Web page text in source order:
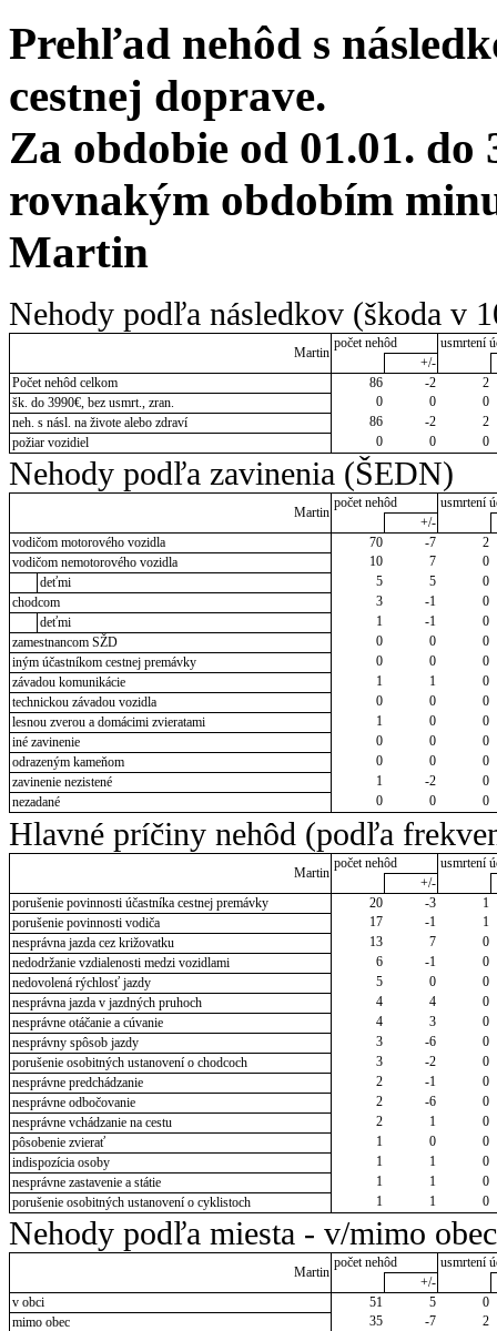
Prehľad nehôd s
cestnej doprave.
Za obdobie od 01.01. do
rovnakým obdobím
Martin
Nehody podľa následkov (škoda v
Martin
počet nehôd
usmrtení
+/-
Počet nehôd celkom
86 -2
2
šk. do 3990€, bez usmrt., zran.
0 0
0
neh. s násl. na živote alebo zdraví
86 -2
2
požiar vozidiel
0 0 0
Nehody podľa zavinenia (ŠEDN)
Martin
počet nehôd
usmrtení
+/-
vodičom motorového vozidla
70 -7
2
vodičom nemotorového vozidla
10 7
0
deťmi
5 5
0
chodcom
3 -1
0
deťmi
1 -1
0
zamestnancom SŽD
0 0
0
iným účastníkom cestnej premávky
0 0
0
závadou komunikácie
1 1
0
technickou závadou vozidla
0 0
0
lesnou zverou a domácimi zvieratami
1 0
0
iné zavinenie
0 0
0
odrazeným kameňom
0 0
0
zavinenie nezistené
1 -2
0
nezadané
0 0 0
Hlavné príčiny nehôd (podľa
Martin
počet nehôd
usmrtení
+/-
porušenie povinnosti účastníka cestnej premávky
20 -3
1
porušenie povinnosti vodiča
17 -1
1
nesprávna jazda cez križovatku
13 7
0
nedodržanie vzdialenosti medzi vozidlami
6 -1
0
nedovolená rýchlosť jazdy
5 0
0
nesprávna jazda v jazdných pruhoch
4 4
0
nesprávne otáčanie a cúvanie
4 3
0
nesprávny spôsob jazdy
3 -6
0
porušenie osobitných ustanovení o chodcoch
3 -2
0
nesprávne predchádzanie
2 -1
0
nesprávne odbočovanie
2 -6
0
nesprávne vchádzanie na cestu
2 1
0
pôsobenie zvierať
1 0
0
indispozícia osoby
1 1
0
nesprávne zastavenie a státie
1 1
0
porušenie osobitných ustanovení o cyklistoch
1 1 0
Nehody podľa miesta - v/mimo obec
Martin
počet nehôd
usmrtení
+/-
v obci
51 5
0
mimo obec
35 -7
2